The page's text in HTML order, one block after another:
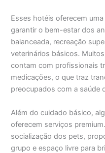
Esses hotéis oferecem
garantir o bem-estar dos
balanceada, recreação
veterinários básicos.
contam com profissionais
medicações, o que traz
preocupados com a saúde
Além do cuidado básico,
oferecem serviços
socialização dos pets,
grupo e espaço livre para